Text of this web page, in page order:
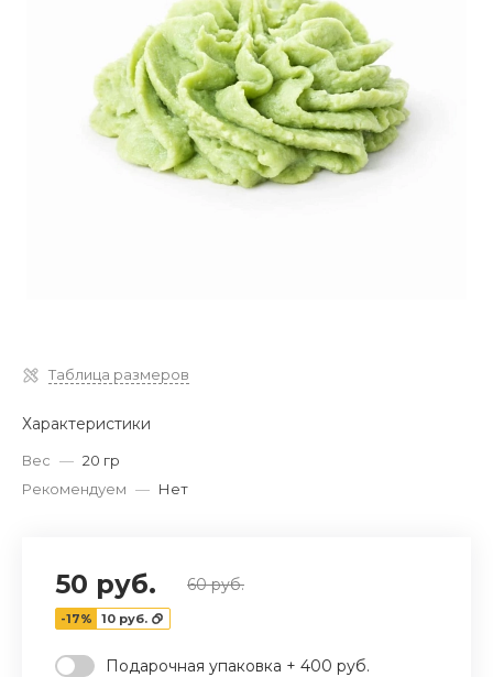
Таблица размеров
Характеристики
Вес — 20 гр
Рекомендуем — Нет
50 руб. 60 руб.
-17% 10 руб.
Подарочная упаковка + 400 руб.